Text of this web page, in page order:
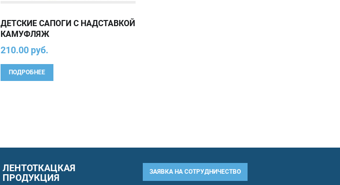
ДЕТСКИЕ САПОГИ С НАДСТАВКОЙ
КАМУФЛЯЖ
210.00 руб.
ПОДРОБНЕЕ
ЛЕНТОТКАЦКАЯ
ПРОДУКЦИЯ
ЗАЯВКА НА СОТРУДНИЧЕСТВО